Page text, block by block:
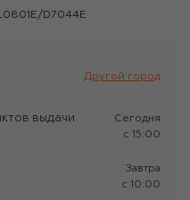
D7044E
Другой город
выдачи
Сегодня
c 15:00
Завтра
c 10:00